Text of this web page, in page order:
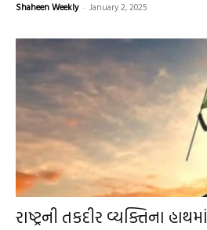
Shaheen Weekly - January 2, 2025
રાષ્ટ્રની તકદીર વ્યક્તિના હાથમાં